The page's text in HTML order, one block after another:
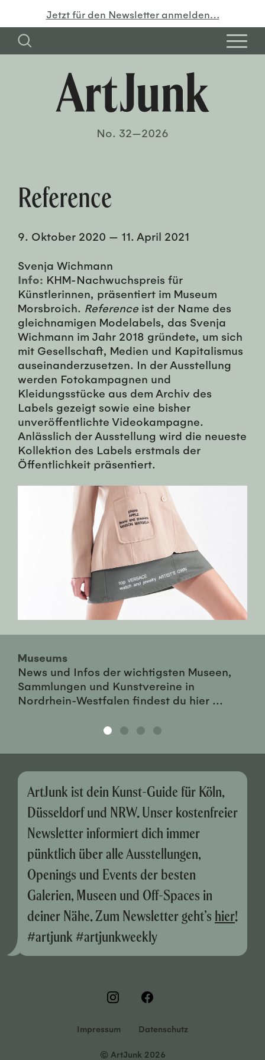
Jetzt für den Newsletter anmelden…
No. 32—2026
Reference
9. Oktober 2020 — 11. April 2021
Svenja Wichmann
Info: KHM-Nachwuchspreis für
Künstlerinnen, präsentiert im Museum
Morsbroich. Reference ist der Name des
gleichnamigen Modelabels, das Svenja
Wichmann im Jahr 2018 gründete, um sich
mit Gesellschaft, Medien und Kapitalismus
auseinanderzusetzen. In der Ausstellung
werden Fotokampagnen und
Kleidungsstücke aus dem Archiv des
Labels gezeigt sowie eine bisher
unveröffentlichte Videokampagne.
Anlässlich der Ausstellung wird die neueste
Kollektion des Labels erstmals der
Öffentlichkeit präsentiert.
Museums
News und Infos der wichtigsten Museen,
Sammlungen und Kunstvereine in
Nordrhein-Westfalen findest du hier ...
ArtJunk ist dein Kunst-Guide für Köln,
Düsseldorf und NRW. Unser kostenfreier
Newsletter informiert dich immer
pünktlich über alle Ausstellungen,
Openings und Events der besten
Galerien, Museen und Off-Spaces in
deiner Nähe. Zum Newsletter geht’s hier!
#artjunk #artjunkweekly
Impressum Datenschutz
© ArtJunk 2026